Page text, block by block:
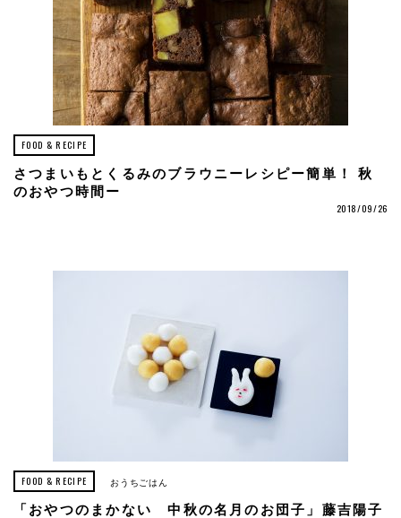
FOOD & RECIPE
さつまいもとくるみのブラウニーレシピー簡単！ 秋
のおやつ時間ー
2018/09/26
FOOD & RECIPE おうちごはん
「おやつのまかない 中秋の名月のお団子」藤吉陽子